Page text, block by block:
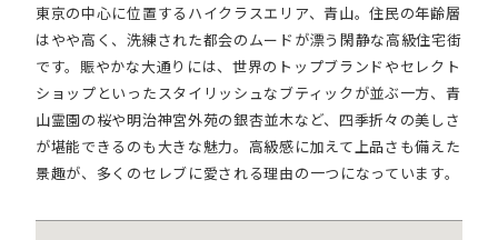
東京の中心に位置するハイクラスエリア、青山。住民の年齢層
はやや高く、洗練された都会のムードが漂う閑静な高級住宅街
です。賑やかな大通りには、世界のトップブランドやセレクト
ショップといったスタイリッシュなブティックが並ぶ一方、青
山霊園の桜や明治神宮外苑の銀杏並木など、四季折々の美しさ
が堪能できるのも大きな魅力。高級感に加えて上品さも備えた
景趣が、多くのセレブに愛される理由の一つになっています。